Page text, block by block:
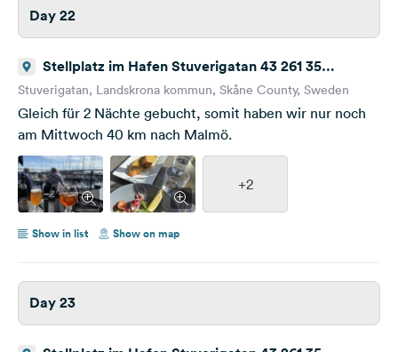
Day 22
Stellplatz im Hafen Stuverigatan 43 261 35
Landskrona Sweden
Stuverigatan, Landskrona kommun, Skåne County, Sweden
Gleich für 2 Nächte gebucht, somit haben wir nur noch
am Mittwoch 40 km nach Malmö.
+2
Show in list Show on map
Day 23